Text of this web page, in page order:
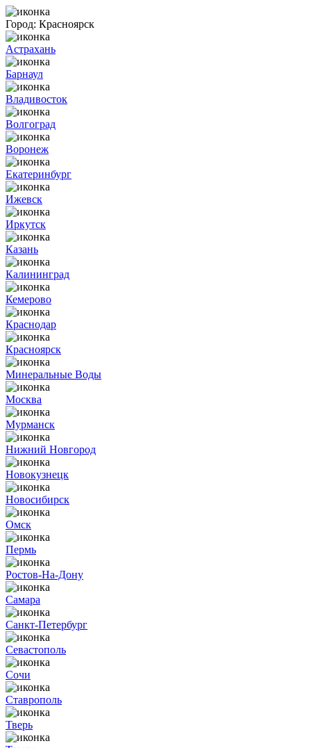
Город: Красноярск
Астрахань
Барнаул
Владивосток
Волгоград
Воронеж
Екатеринбург
Ижевск
Иркутск
Казань
Калининград
Кемерово
Краснодар
Красноярск
Минеральные Воды
Москва
Мурманск
Нижний Новгород
Новокузнецк
Новосибирск
Омск
Пермь
Ростов-На-Дону
Самара
Санкт-Петербург
Севастополь
Сочи
Ставрополь
Тверь